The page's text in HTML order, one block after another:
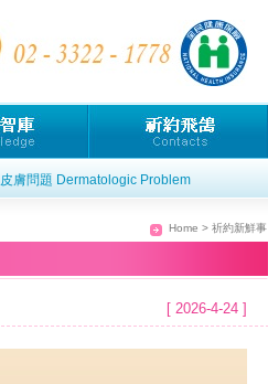
皮膚問題 Dermatologic Problem
Home > 祈約新鮮事
[ 2026-4-24 ]